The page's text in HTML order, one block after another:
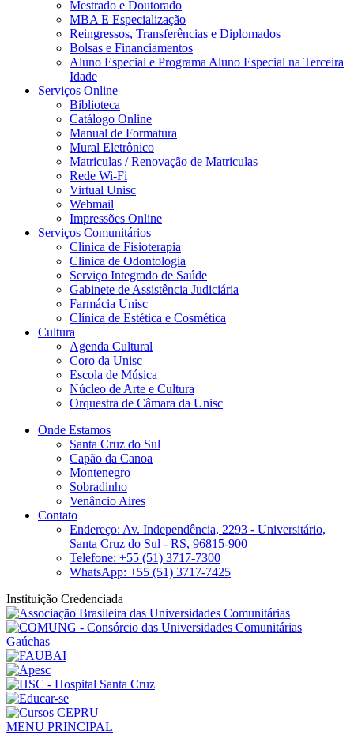
Mestrado e Doutorado
MBA E Especialização
Reingressos, Transferências e Diplomados
Bolsas e Financiamentos
Aluno Especial e Programa Aluno Especial na Terceira
Idade
Serviços Online
Biblioteca
Catálogo Online
Manual de Formatura
Mural Eletrônico
Matriculas / Renovação de Matriculas
Rede Wi-Fi
Virtual Unisc
Webmail
Impressões Online
Serviços Comunitários
Clinica de Fisioterapia
Clinica de Odontologia
Serviço Integrado de Saúde
Gabinete de Assistência Judiciária
Farmácia Unisc
Clínica de Estética e Cosmética
Cultura
Agenda Cultural
Coro da Unisc
Escola de Música
Núcleo de Arte e Cultura
Orquestra de Câmara da Unisc
Onde Estamos
Santa Cruz do Sul
Capão da Canoa
Montenegro
Sobradinho
Venâncio Aires
Contato
Endereço: Av. Independência, 2293 - Universitário,
Santa Cruz do Sul - RS, 96815-900
Telefone: +55 (51) 3717-7300
WhatsApp: +55 (51) 3717-7425
Instituição Credenciada
MENU PRINCIPAL